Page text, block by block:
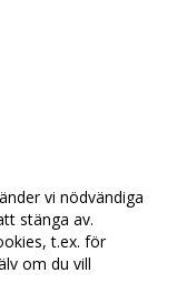
vi nödvändiga
stänga av.
t.ex. för
om du vill